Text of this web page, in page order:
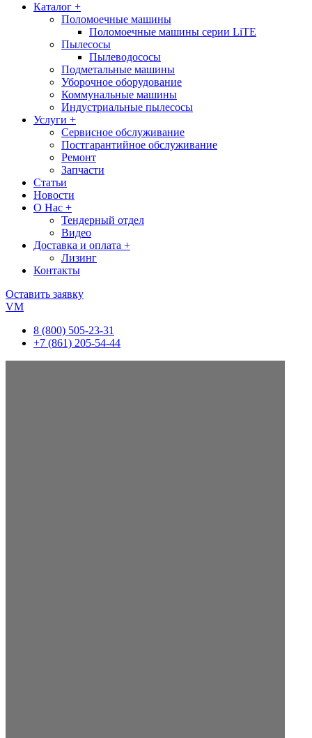
Каталог +
Поломоечные машины
Поломоечные машины серии LiTE
Пылесосы
Пылеводососы
Подметальные машины
Уборочное оборудование
Коммунальные машины
Индустриальные пылесосы
Услуги +
Сервисное обслуживание
Постгарантийное обслуживание
Ремонт
Запчасти
Статьи
Новости
О Нас +
Тендерный отдел
Видео
Доставка и оплата +
Лизинг
Контакты
Оставить заявку
VM
8 (800) 505-23-31
+7 (861) 205-54-44